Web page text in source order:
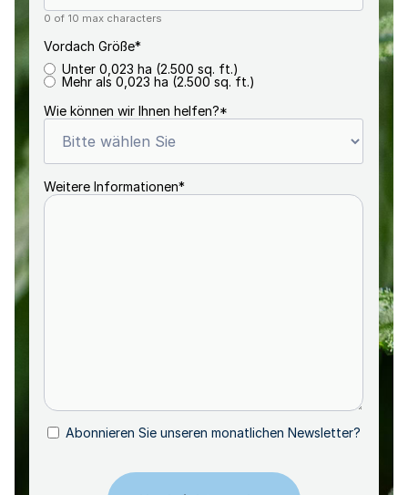
0 of 10 max characters
Vordach Größe*
Unter 0,023 ha (2.500 sq. ft.)
Mehr als 0,023 ha (2.500 sq. ft.)
Wie können wir Ihnen helfen?*
Weitere Informationen*
Abonnieren
Abonnieren Sie unseren monatlichen Newsletter?